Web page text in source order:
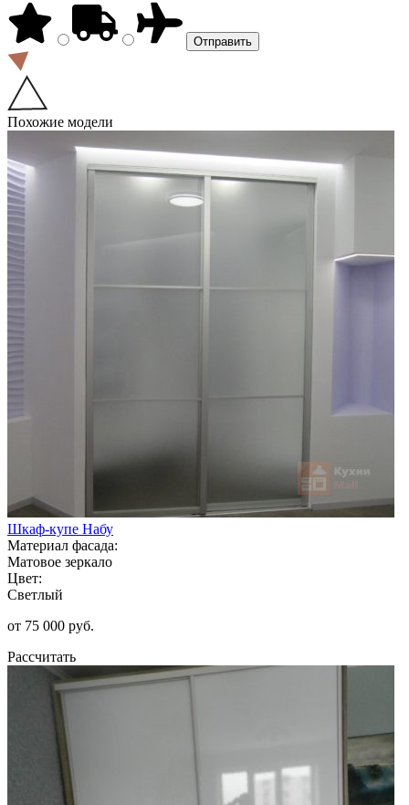
Похожие модели
Шкаф-купе Набу
Материал фасада:
Матовое зеркало
Цвет:
Светлый
от 75 000 руб.
Рассчитать